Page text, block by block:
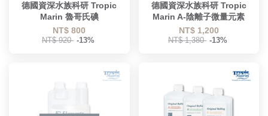
德國資深水族科研 Tropic
Marin 魯哥氏碘
NT$ 800
NT$ 920 -13%
德國資深水族科研 Tropic
Marin A-陰離子微量元素
NT$ 1,200
NT$ 1,380 -13%